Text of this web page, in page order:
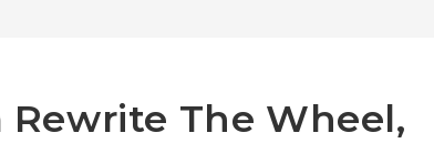
Rewrite The Wheel,